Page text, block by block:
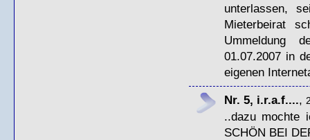
unterlassen,
Mieterbeirat
Ummeldung
01.07.2007 in
eigenen
Nr. 5, i.r.a.f....,
..dazu mochte
SCHÖN BEI